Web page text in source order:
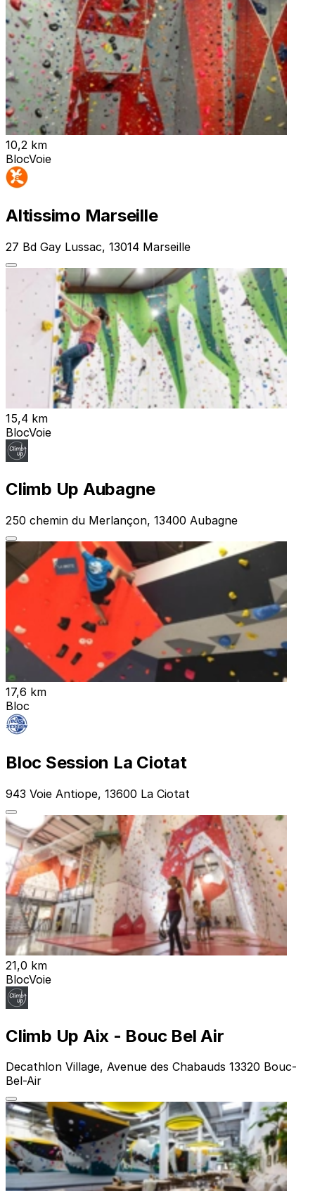
10,2 km
BlocVoie
Altissimo Marseille
27 Bd Gay Lussac, 13014 Marseille
15,4 km
BlocVoie
Climb Up Aubagne
250 chemin du Merlançon, 13400 Aubagne
17,6 km
Bloc
Bloc Session La Ciotat
943 Voie Antiope, 13600 La Ciotat
21,0 km
BlocVoie
Climb Up Aix - Bouc Bel Air
Decathlon Village, Avenue des Chabauds 13320 Bouc-
Bel-Air